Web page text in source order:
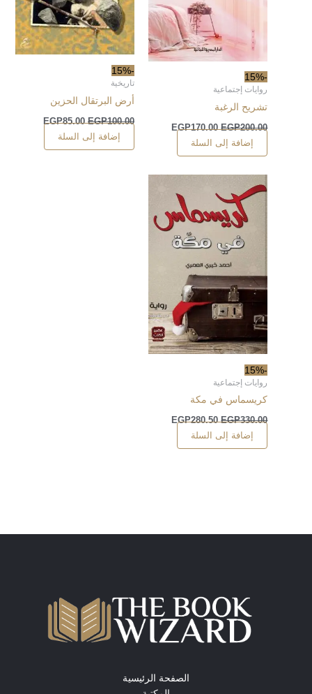
-15%
روايات إجتماعية
تشريح الرغبة
EGP200.00
EGP170.00
إضافة إلى السلة
-15%
تاريخية
أرض البرتقال الحزين
EGP100.00
EGP85.00
إضافة إلى السلة
-15%
روايات إجتماعية
كريسماس في مكة
EGP330.00
EGP280.50
إضافة إلى السلة
الصفحة الرئيسية